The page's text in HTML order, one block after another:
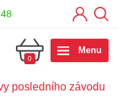
Menu
0
posledního závodu